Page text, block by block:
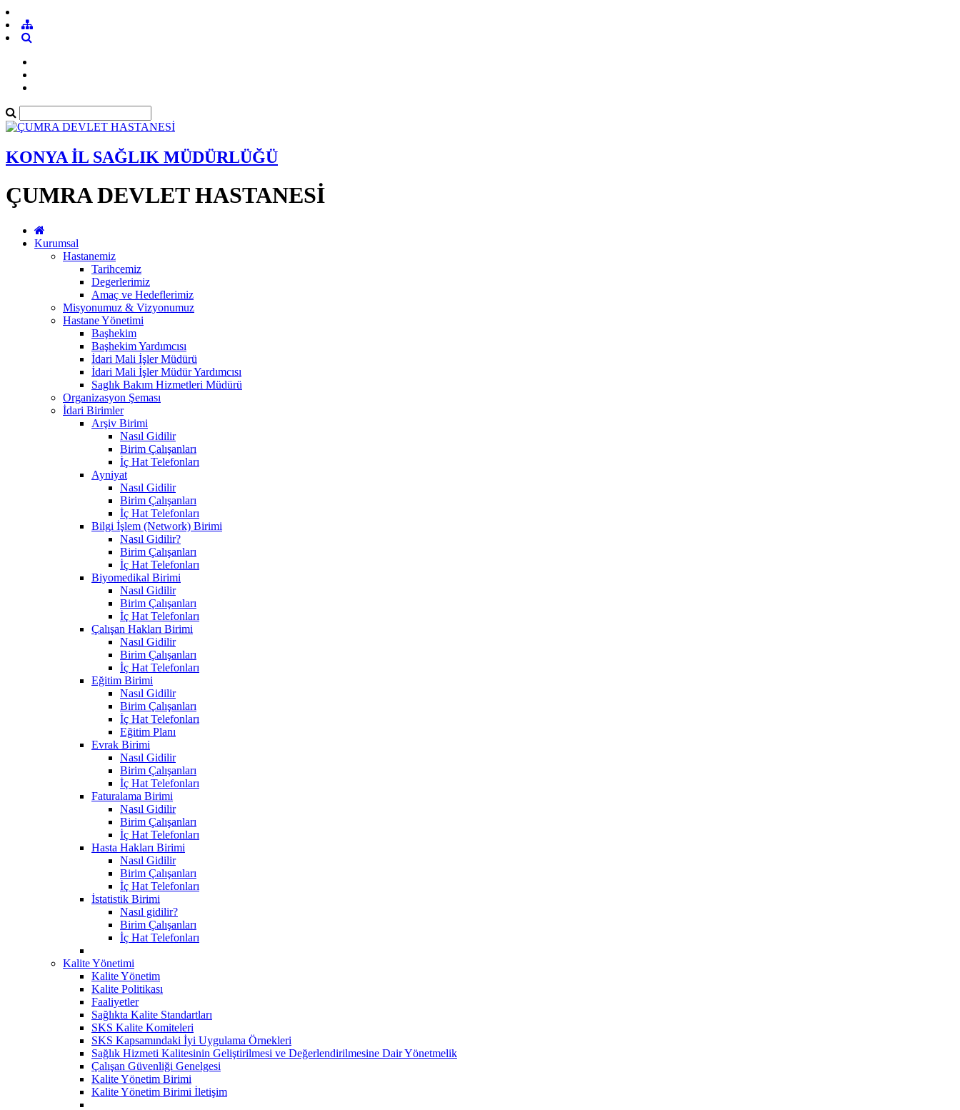
KONYA İL SAĞLIK MÜDÜRLÜĞÜ
ÇUMRA DEVLET HASTANESİ
Kurumsal
Hastanemiz
Tarihcemiz
Degerlerimiz
Amaç ve Hedeflerimiz
Misyonumuz & Vizyonumuz
Hastane Yönetimi
Başhekim
Başhekim Yardımcısı
İdari Mali İşler Müdürü
İdari Mali İşler Müdür Yardımcısı
Saglık Bakım Hizmetleri Müdürü
Organizasyon Şeması
İdari Birimler
Arşiv Birimi
Nasıl Gidilir
Birim Çalışanları
İç Hat Telefonları
Ayniyat
Nasıl Gidilir
Birim Çalışanları
İç Hat Telefonları
Bilgi İşlem (Network) Birimi
Nasıl Gidilir?
Birim Çalışanları
İç Hat Telefonları
Biyomedikal Birimi
Nasıl Gidilir
Birim Çalışanları
İç Hat Telefonları
Çalışan Hakları Birimi
Nasıl Gidilir
Birim Çalışanları
İç Hat Telefonları
Eğitim Birimi
Nasıl Gidilir
Birim Çalışanları
İç Hat Telefonları
Eğitim Planı
Evrak Birimi
Nasıl Gidilir
Birim Çalışanları
İç Hat Telefonları
Faturalama Birimi
Nasıl Gidilir
Birim Çalışanları
İç Hat Telefonları
Hasta Hakları Birimi
Nasıl Gidilir
Birim Çalışanları
İç Hat Telefonları
İstatistik Birimi
Nasıl gidilir?
Birim Çalışanları
İç Hat Telefonları
Kalite Yönetimi
Kalite Yönetim
Kalite Politikası
Faaliyetler
Sağlıkta Kalite Standartları
SKS Kalite Komiteleri
SKS Kapsamındaki İyi Uygulama Örnekleri
Sağlık Hizmeti Kalitesinin Geliştirilmesi ve Değerlendirilmesine Dair Yönetmelik
Çalışan Güvenliği Genelgesi
Kalite Yönetim Birimi
Kalite Yönetim Birimi İletişim